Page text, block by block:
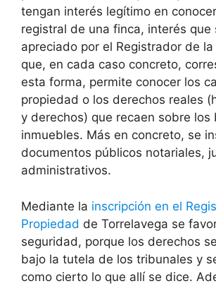
tengan interés legítimo en
registral de una finca, interés que
apreciado por el Registrador de
que, en cada caso concreto,
esta forma, permite conocer los
propiedad o los derechos reales
y derechos) que recaen sobre los
inmuebles. Más en concreto, se
documentos públicos notariales,
administrativos.
Mediante la inscripción en el
Propiedad de Torrelavega se
seguridad, porque los derechos
bajo la tutela de los tribunales y
como cierto lo que allí se dice.